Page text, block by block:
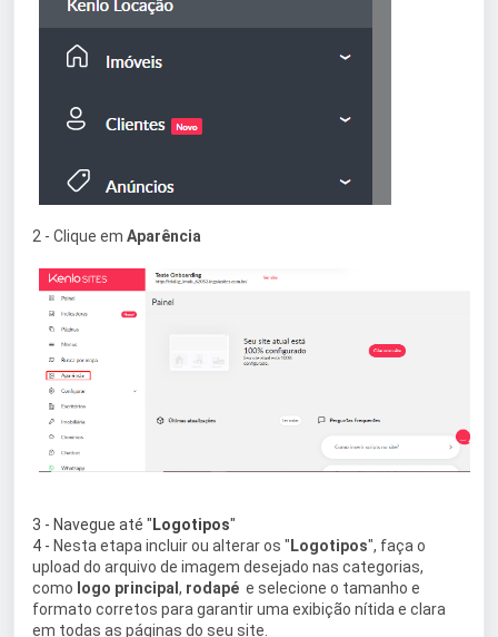
2 - Clique em Aparência
3 - Navegue até " Logotipos"
4 - Nesta etapa incluir ou alterar os " Logotipos", faça o
upload do arquivo de imagem desejado nas categorias,
como logo principal , rodapé e selecione o tamanho e
formato corretos para garantir uma exibição nítida e clara
em todas as páginas do seu site.